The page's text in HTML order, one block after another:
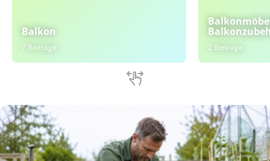
Balkon
7 Beiträge 2 Beiträge